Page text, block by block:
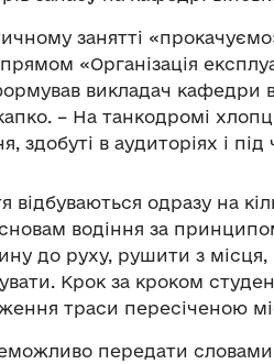
занятті
«Організація
викладач кафедри
– На танкодромі
здобуті в аудиторіях і під
відбуваються одразу на
водіння за
до руху, рушити з
Крок за кроком
траси пересіченою
передати